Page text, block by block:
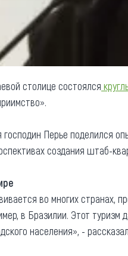
столице состоялся
Перье поделился
создания штаб-
во многих
в Бразилии. Этот туризм
населения», -